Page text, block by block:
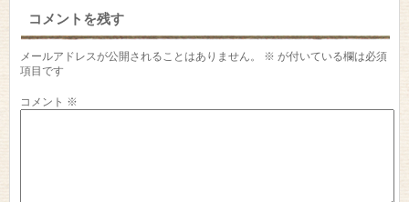
コメントを残す
メールアドレスが公開されることはありません。 ※ が付いている欄は必須
項目です
コメント ※